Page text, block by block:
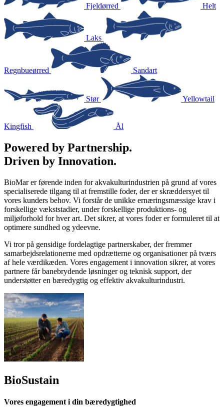
Fjeldørred Helt
Laks
Regnbueørred Sandart
Stør Yellowtail
Kingfish Ål
Powered by Partnership.
Driven by Innovation.
BioMar er førende inden for akvakulturindustrien på grund af vores
specialiserede tilgang til at fremstille foder, der er skræddersyet til
vores kunders behov. Vi forstår de unikke ernæringsmæssige krav i
forskellige vækststadier, under forskellige produktions- og
miljøforhold for hver art. Det sikrer, at vores foder er formuleret til at
optimere sundhed og ydeevne.
Vi tror på gensidige fordelagtige partnerskaber, der fremmer
samarbejdsrelationerne med opdrætterne og organisationer på tværs
af hele værdikæden. Vores engagement i innovation sikrer, at vores
partnere får banebrydende løsninger og teknisk support, der
understøtter en bæredygtig og effektiv akvakulturindustri.
BioSustain
Vores engagement i din bæredygtighed